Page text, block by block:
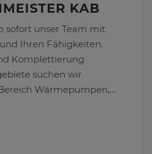
KAB
sofort unser Team mit
Ihren Fähigkeiten.
Komplettierung
suchen wir
Wärmepumpen,
Wir